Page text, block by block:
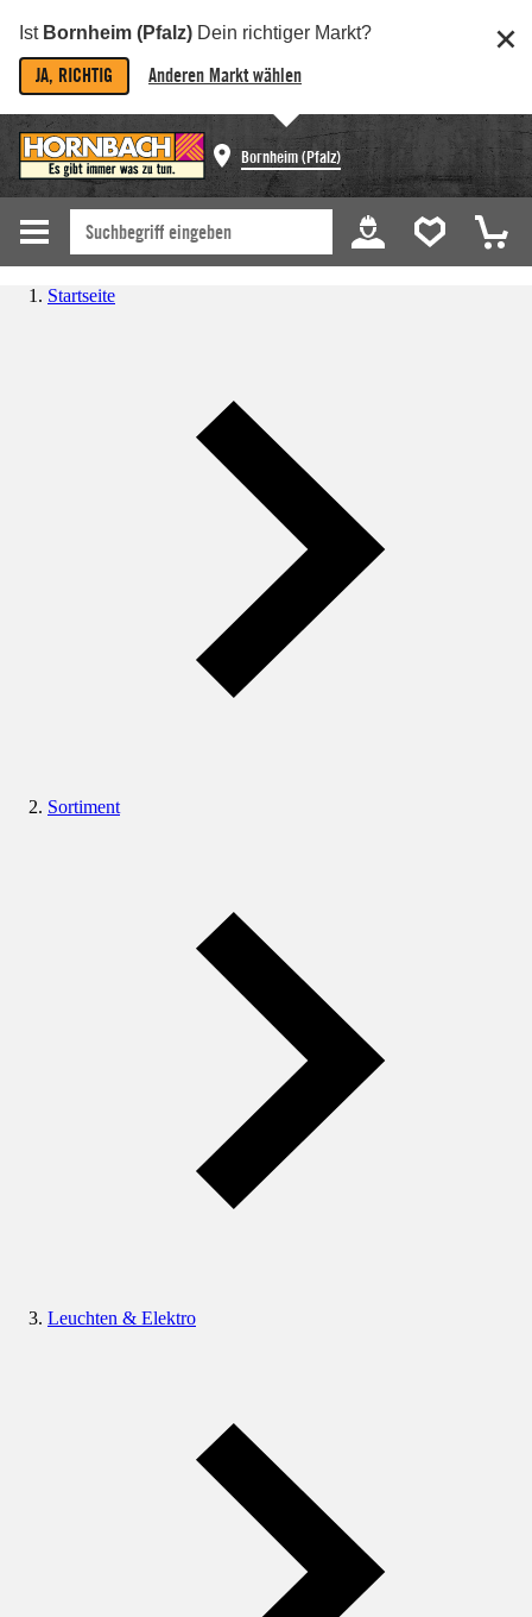
Ist Bornheim (Pfalz) Dein richtiger Markt?
JA, RICHTIG Anderen Markt wählen
Bornheim (Pfalz)
Startseite
Sortiment
Leuchten & Elektro